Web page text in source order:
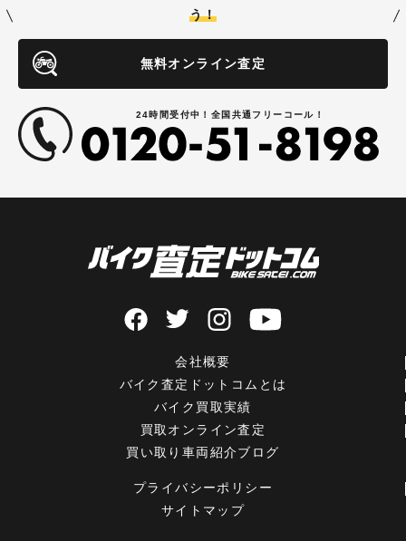
う！
無料オンライン査定
24時間受付中！全国共通フリーコール！
会社概要
バイク査定ドットコムとは
バイク買取実績
買取オンライン査定
買い取り車両紹介ブログ
プライバシーポリシー
サイトマップ